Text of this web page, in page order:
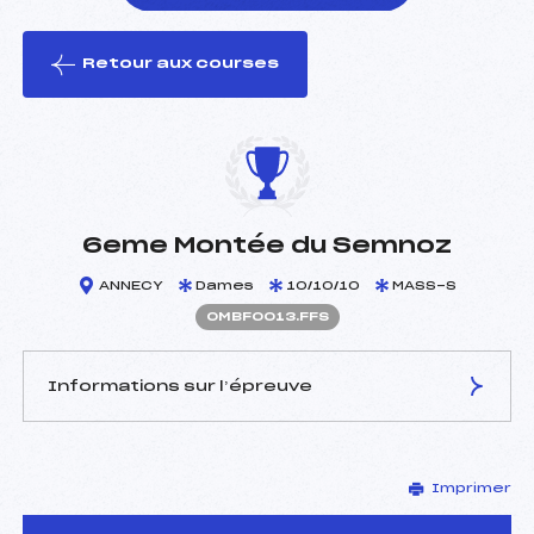
le ski
Retour aux courses
6eme Montée du Semnoz
ANNECY Dames 10/10/10 MASS-S
OMBF0013.FFS
Informations sur l’épreuve
DOMENGE JEAN NOEL
(MB)
Imprimer